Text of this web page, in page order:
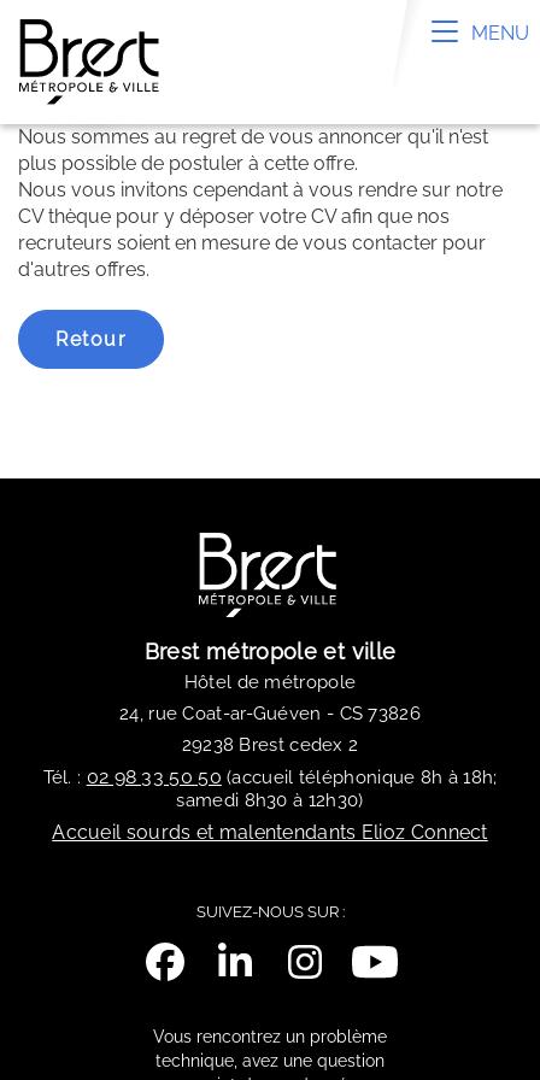
Toggle
MENU
Nous sommes au regret de vous annoncer qu'il n'est
plus possible de postuler à cette offre.
Nous vous invitons cependant à vous rendre sur notre
CV thèque pour y déposer votre CV afin que nos
recruteurs soient en mesure de vous contacter pour
d'autres offres.
Retour
Brest métropole et ville
Hôtel de métropole
24, rue Coat-ar-Guéven - CS 73826
29238 Brest cedex 2
Tél. : 02 98 33 50 50 (accueil téléphonique 8h à 18h;
samedi 8h30 à 12h30)
Accueil sourds et malentendants Elioz Connect
SUIVEZ-NOUS SUR :
Vous rencontrez un problème
technique, avez une question